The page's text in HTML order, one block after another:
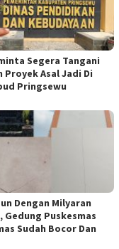
Segera Tangani
Proyek Asal Jadi Di
Pringsewu
Dengan Milyaran
Gedung Puskesmas
Sudah Bocor Dan